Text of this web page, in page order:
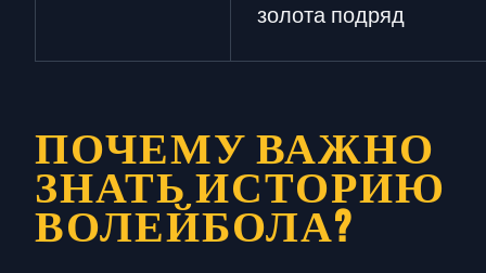
золота подряд
ПОЧЕМУ ВАЖНО
ЗНАТЬ ИСТОРИЮ
ВОЛЕЙБОЛА?